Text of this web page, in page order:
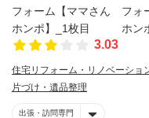
3.03
住宅リフォーム・リノベーショ
片づけ・遺品整理
出張・訪問専門